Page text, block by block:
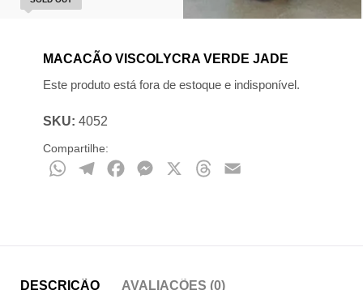
MACACÃO VISCOLYCRA VERDE JADE
Este produto está fora de estoque e indisponível.
SKU: 4052
Compartilhe:
WhatsAppTelegramFacebookMessenger Threads
DESCRIÇÃO AVALIAÇÕES (0)